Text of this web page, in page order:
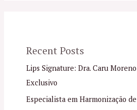
Recent Posts
Lips Signature: Dra. Caru
Exclusivo
Especialista em Harmonização